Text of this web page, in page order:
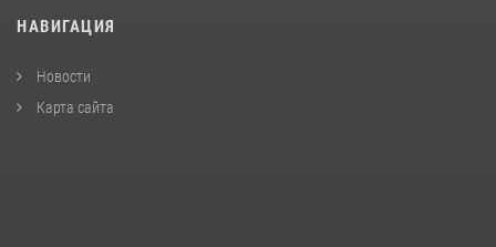
НАВИГАЦИЯ
Новости
Карта сайта